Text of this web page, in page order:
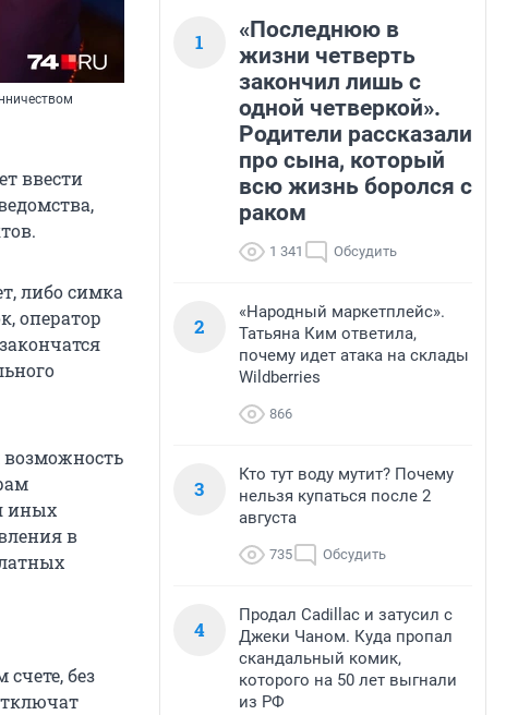
ввести
либо симка
оператор
возможность
иных
в
без
1
«Последнюю в
жизни четверть
закончил лишь с
одной четверкой».
Родители рассказали
про сына, который
всю жизнь боролся с
раком
1 341 Обсудить
2
«Народный маркетплейс».
Татьяна Ким ответила,
почему идет атака на склады
Wildberries
866
3
Кто тут воду мутит? Почему
нельзя купаться после 2
августа
735 Обсудить
4
Продал Cadillac и затусил с
Джеки Чаном. Куда пропал
скандальный комик,
которого на 50 лет выгнали
из РФ